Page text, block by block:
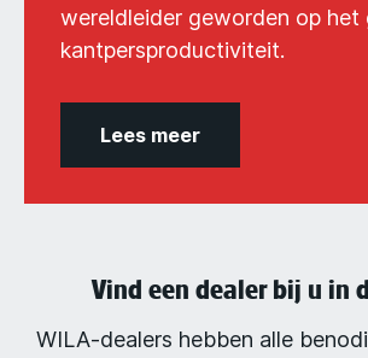
wereldleider geworden op het
kantpersproductiviteit.
Lees meer
Vind een dealer bij u in
WILA-dealers hebben alle